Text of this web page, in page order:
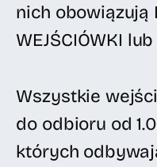
nich obowiązują
WEJŚCIÓWKI lub
Wszystkie
do odbioru od
których